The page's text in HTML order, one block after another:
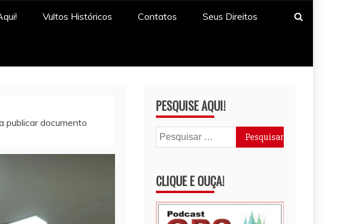
Vultos Históricos Contatos Seus Direitos
publicar documento
PESQUISE AQUI!
Pesquisar
por:
CLIQUE E OUÇA!